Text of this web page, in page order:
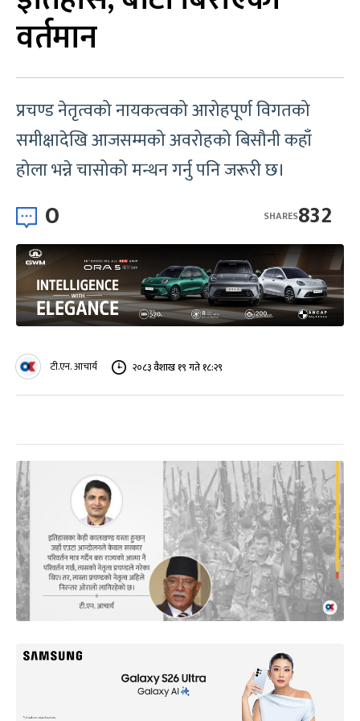
वर्तमान
प्रचण्ड नेतृत्वको नायकत्वको आरोहपूर्ण विगतको
समीक्षादेखि आजसम्मको अवरोहको बिसौनी कहाँ
होला भन्ने चासोको मन्थन गर्नु पनि जरूरी छ।
0 832
SHARES
टी.एन. आचार्य २०८३ वैशाख १९ गते १८:२९